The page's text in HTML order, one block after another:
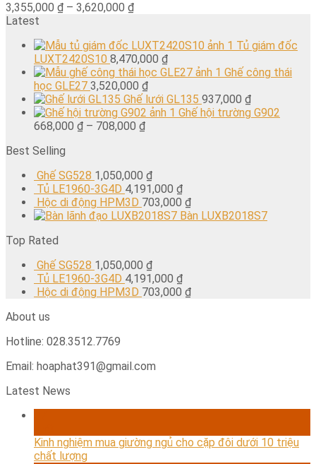
3,355,000 ₫ – 3,620,000 ₫
Latest
Tủ giám đốc
LUXT2420S10 8,470,000 ₫
Ghế công thái
học GLE27 3,520,000 ₫
Ghế lưới GL135 937,000 ₫
Ghế hội trường G902
668,000 ₫ – 708,000 ₫
Best Selling
Ghế SG528 1,050,000 ₫
Tủ LE1960-3G4D 4,191,000 ₫
Hộc di động HPM3D 703,000 ₫
Bàn LUXB2018S7
Top Rated
Ghế SG528 1,050,000 ₫
Tủ LE1960-3G4D 4,191,000 ₫
Hộc di động HPM3D 703,000 ₫
About us
Hotline: 028.3512.7769
Email: hoaphat391@gmail.com
Latest News
Kinh nghiệm mua giường ngủ cho cặp đôi dưới 10 triệu
chất lượng